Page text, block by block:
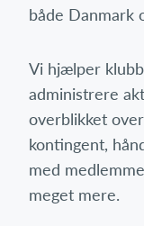
både Danmark
Vi hjælper
administrere
overblikket
kontingent,
med
meget mere.